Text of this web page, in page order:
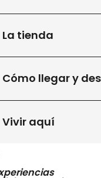
La tienda
Cómo llegar y
Vivir aquí
?
!